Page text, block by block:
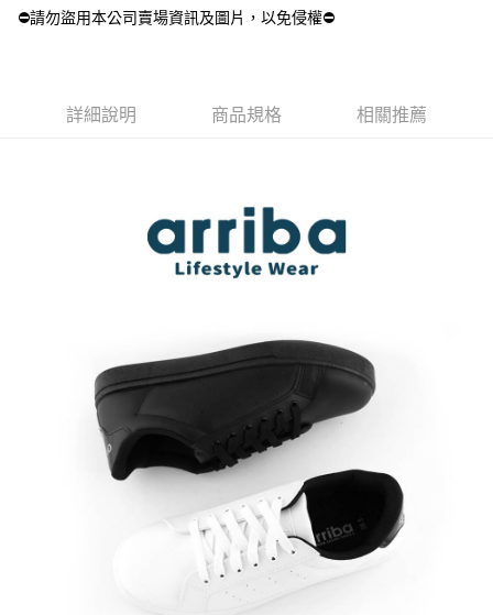
３．未成年的使用者請事先徵得法定代理人或監護人之同意方可使用
「AFTEE先享後付」，若未經同意申辦者引起之損失，本公司不負相關責
請求用戶進行身份認證。
５．嚴禁一人註冊多個帳號或使用他人資訊註冊。若發現惡意使用之情形，
宅配
國/越南/東馬來西亞/西馬來西亞
⛔請勿盜用本公司賣場資訊及圖片，以免侵權⛔
詳細說明 商品規格 相關推薦